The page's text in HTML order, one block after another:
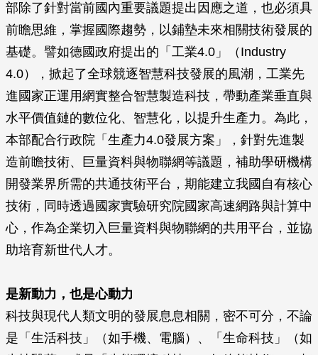
部除了針對當前國內重要議題提出因應之道，也必須具
前瞻思維，掌握國際趨勢，以鋪墊未來相關技術發展的
基礎。譬如德國政府提出的「工業4.0」（Industry
4.0），掀起了全球競逐智慧科技發展的風潮，工業先
進國家正運用網實整合智慧製造科技，帶動產業垂直與
水平價值鏈的數位化、智慧化，以提升生產力。為此，
本部配合行政院「生產力4.0發展方案」，針對先進製
造前瞻技術、巨量資料與物聯網等議題，補助學研機構
開發業界所需的共通技術平台，期能建立我國自有核心
技術，同時透過國家實驗研究院國家高速網路與計算中
心，作為企業切入巨量資料與物聯網的共用平台，並協
助培育新世代人才。
是新動力，也是心動力
科技與現代人類文明的發展息息相關，密不可分，不論
是「生活科技」（如手機、電腦）、「生命科技」（如